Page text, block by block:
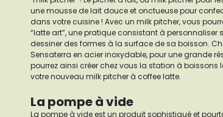
une mousse de lait douce et onctueuse pour
dans votre cuisine ! Avec un milk pitcher, vous
“latte art”, une pratique consistant à
dessiner des formes à la surface de sa boisson.
Sensaterra en acier inoxydable, pour une grande
pourrez ainsi créer chez vous la station à boissons
votre nouveau milk pitcher à coffee latte.
La pompe à vide
La pompe à vide est un produit sophistiqué et